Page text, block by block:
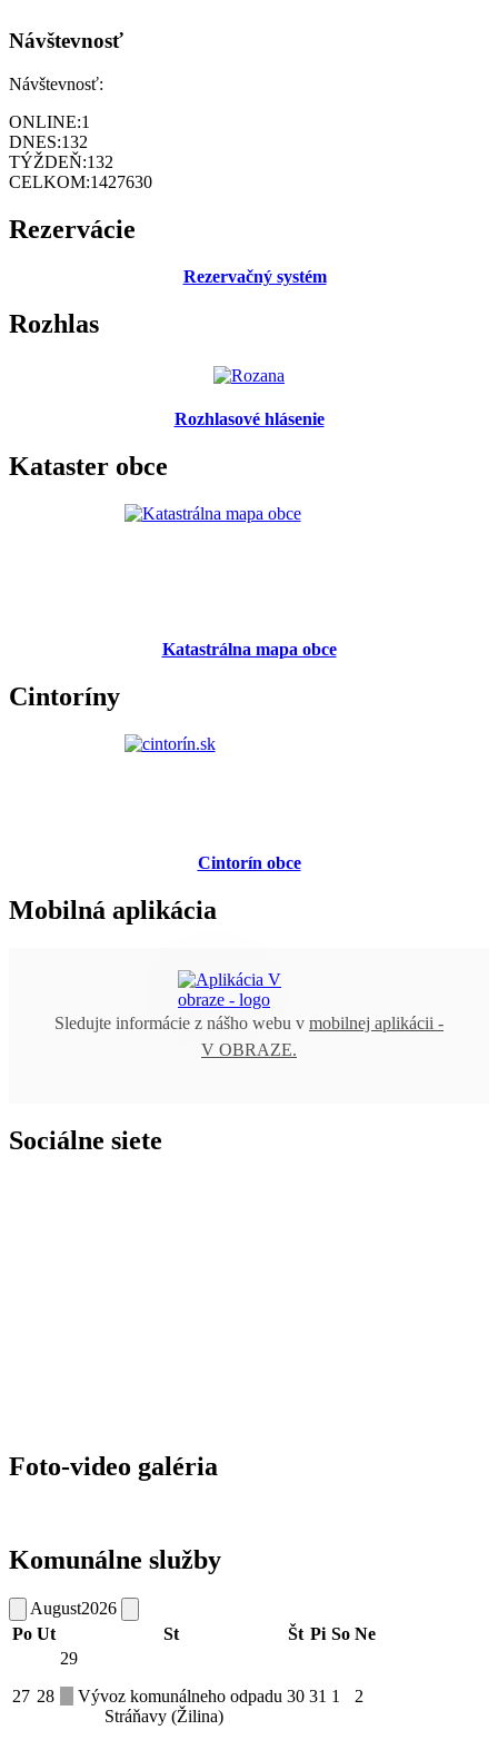
Návštevnosť
Návštevnosť:
ONLINE:1
DNES:132
TÝŽDEŇ:132
CELKOM:1427630
Rezervácie
Rezervačný systém
Rozhlas
Rozhlasové hlásenie
Kataster obce
Katastrálna mapa obce
Cintoríny
Cintorín obce
Mobilná aplikácia
Sledujte informácie z nášho webu v mobilnej aplikácii -
V OBRAZE.
Sociálne siete
Foto-video galéria
Komunálne služby
August2026
Po Ut St Št Pi So Ne
27 28
29
Vývoz komunálneho odpadu
Stráňavy (Žilina)
30 31 1 2